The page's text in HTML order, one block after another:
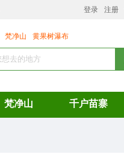
登录 注册
梵净山 黄果树瀑布
梵净山 千户苗寨